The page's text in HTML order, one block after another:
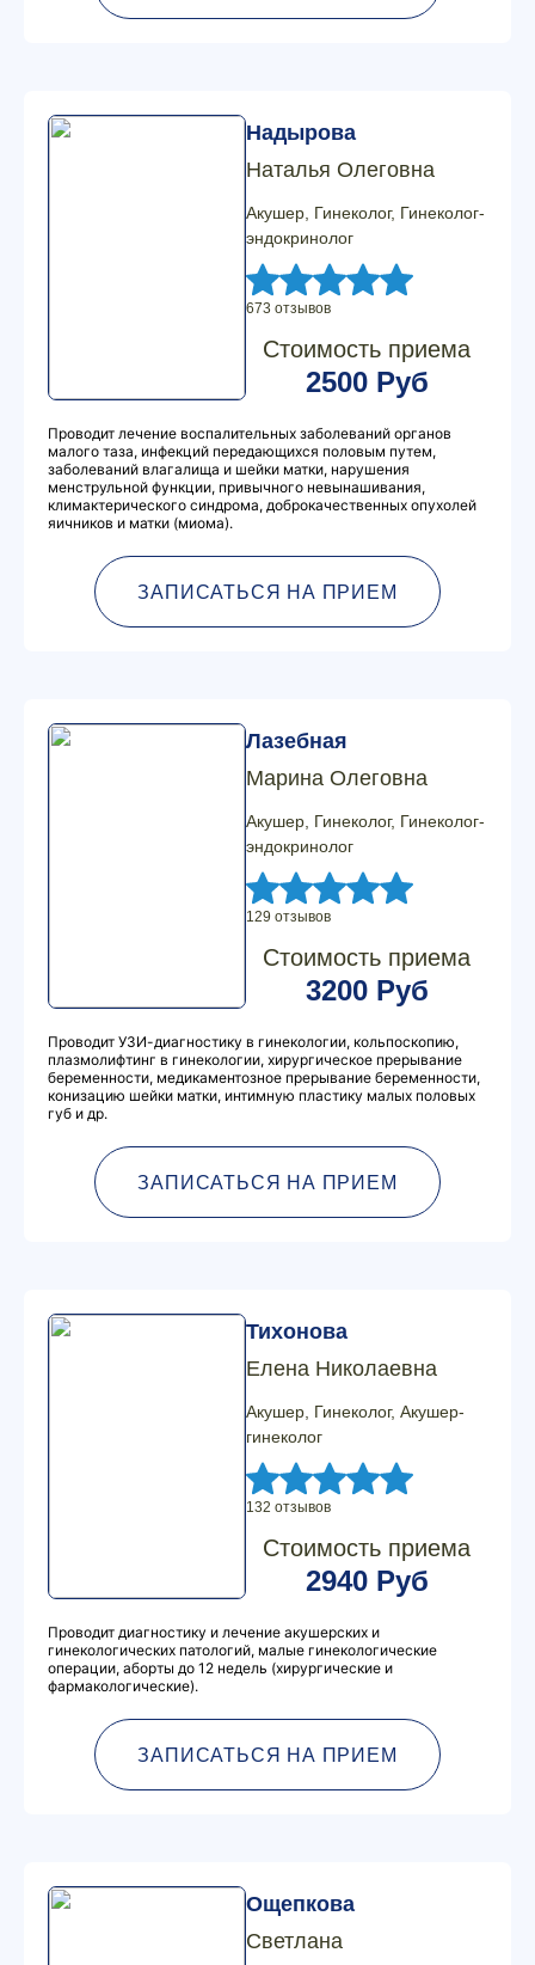
Надырова
Наталья Олеговна
Акушер, Гинеколог, Гинеколог-
эндокринолог
673 отзывов
Стоимость приема
2500 Руб
Проводит лечение воспалительных заболеваний органов
малого таза, инфекций передающихся половым путем,
заболеваний влагалища и шейки матки, нарушения
менструльной функции, привычного невынашивания,
климактерического синдрома, доброкачественных опухолей
яичников и матки (миома).
ЗАПИСАТЬСЯ НА ПРИЕМ
Лазебная
Марина Олеговна
Акушер, Гинеколог, Гинеколог-
эндокринолог
129 отзывов
Стоимость приема
3200 Руб
Проводит УЗИ-диагностику в гинекологии, кольпоскопию,
плазмолифтинг в гинекологии, хирургическое прерывание
беременности, медикаментозное прерывание беременности,
конизацию шейки матки, интимную пластику малых половых
губ и др.
ЗАПИСАТЬСЯ НА ПРИЕМ
Тихонова
Елена Николаевна
Акушер, Гинеколог, Акушер-
гинеколог
132 отзывов
Стоимость приема
2940 Руб
Проводит диагностику и лечение акушерских и
гинекологических патологий, малые гинекологические
операции, аборты до 12 недель (хирургические и
фармакологические).
ЗАПИСАТЬСЯ НА ПРИЕМ
Ощепкова
Светлана